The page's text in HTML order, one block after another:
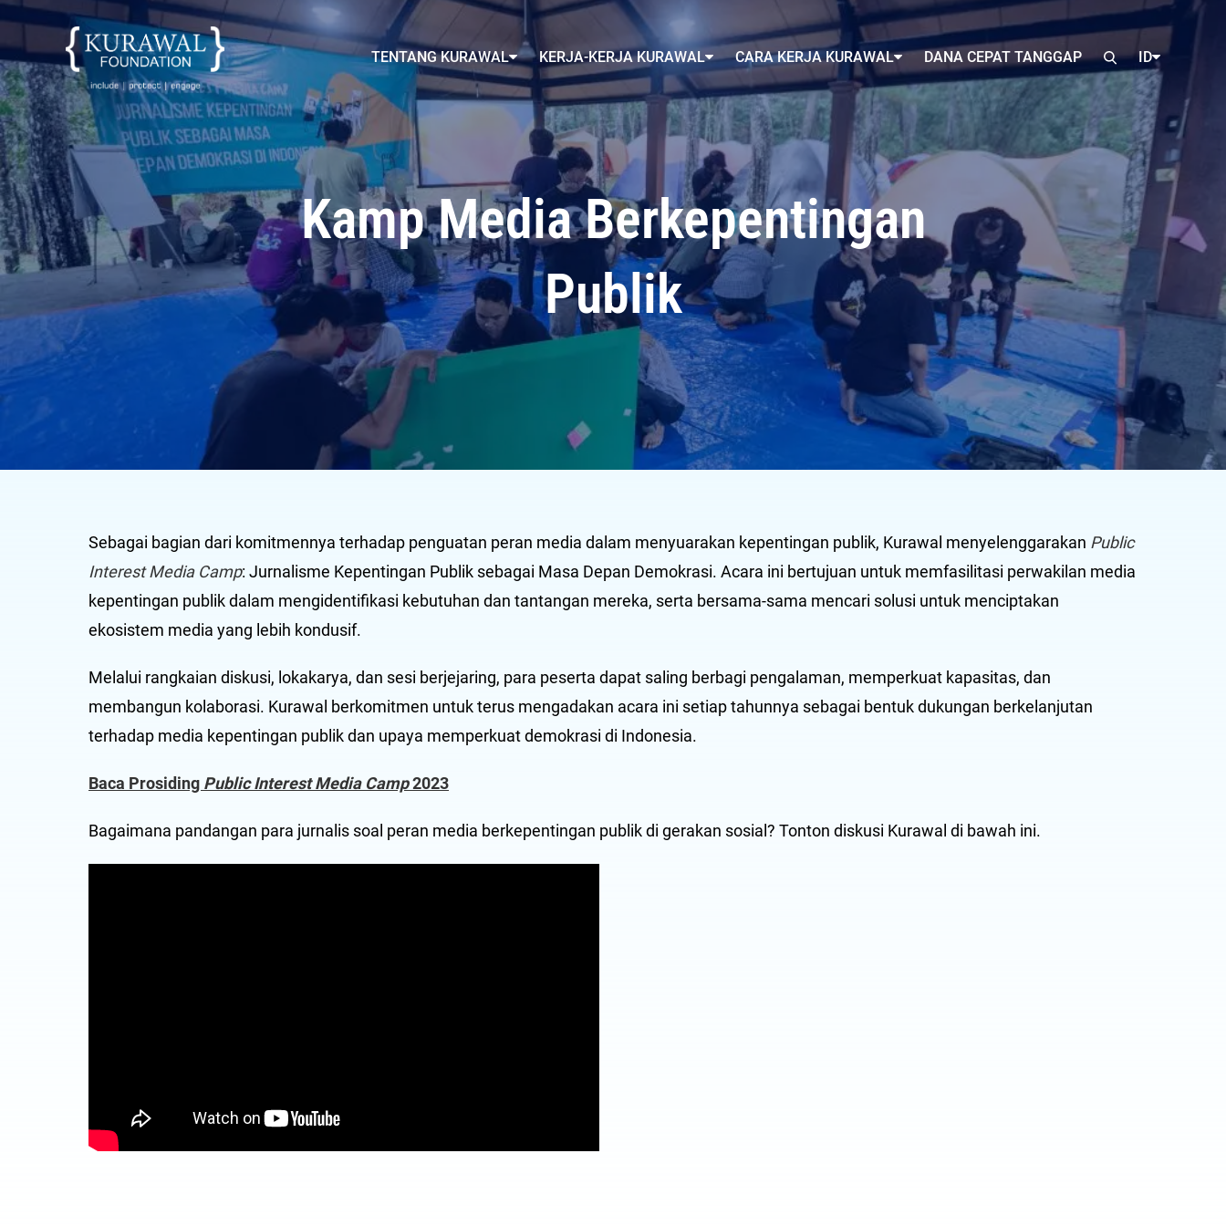
TENTANG KURAWAL KERJA-KERJA KURAWAL CARA KERJA KURAWAL DANA CEPAT TANGGAP ID
Kamp Media Berkepentingan
Publik
Sebagai bagian dari komitmennya terhadap penguatan peran media dalam menyuarakan kepentingan publik, Kurawal menyelenggarakan Public
Interest Media Camp: Jurnalisme Kepentingan Publik sebagai Masa Depan Demokrasi. Acara ini bertujuan untuk memfasilitasi perwakilan media
kepentingan publik dalam mengidentifikasi kebutuhan dan tantangan mereka, serta bersama-sama mencari solusi untuk menciptakan
ekosistem media yang lebih kondusif.
Melalui rangkaian diskusi, lokakarya, dan sesi berjejaring, para peserta dapat saling berbagi pengalaman, memperkuat kapasitas, dan
membangun kolaborasi. Kurawal berkomitmen untuk terus mengadakan acara ini setiap tahunnya sebagai bentuk dukungan berkelanjutan
terhadap media kepentingan publik dan upaya memperkuat demokrasi di Indonesia.
Baca Prosiding Public Interest Media Camp2023
Bagaimana pandangan para jurnalis soal peran media berkepentingan publik di gerakan sosial? Tonton diskusi Kurawal di bawah ini.